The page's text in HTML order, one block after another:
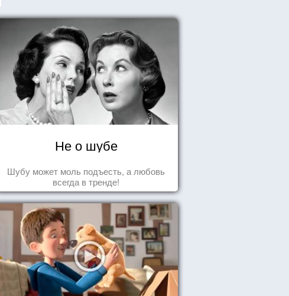
Не о шубе
Шубу может моль подъесть, а любовь
всегда в тренде!